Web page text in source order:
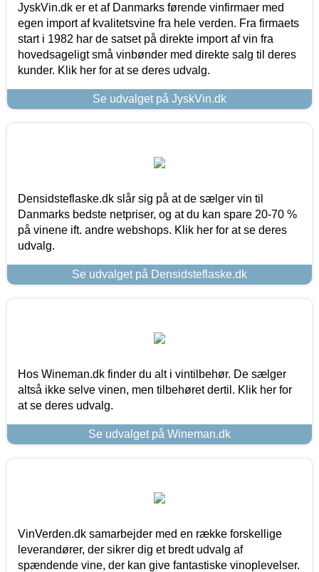
JyskVin.dk er et af Danmarks førende vinfirmaer med
egen import af kvalitetsvine fra hele verden. Fra firmaets
start i 1982 har de satset på direkte import af vin fra
hovedsageligt små vinbønder med direkte salg til deres
kunder. Klik her for at se deres udvalg.
Se udvalget på JyskVin.dk
Densidsteflaske.dk slår sig på at de sælger vin til
Danmarks bedste netpriser, og at du kan spare 20-70 %
på vinene ift. andre webshops. Klik her for at se deres
udvalg.
Se udvalget på Densidsteflaske.dk
Hos Wineman.dk finder du alt i vintilbehør. De sælger
altså ikke selve vinen, men tilbehøret dertil. Klik her for
at se deres udvalg.
Se udvalget på Wineman.dk
VinVerden.dk samarbejder med en række forskellige
leverandører, der sikrer dig et bredt udvalg af
spændende vine, der kan give fantastiske vinoplevelser.